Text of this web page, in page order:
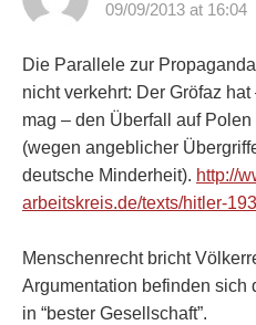
09/09/2013 at 16:04
Die Parallele zur
nicht verkehrt: Der Gröfaz
mag – den Überfall auf Polen
(wegen angeblicher
deutsche Minderheit). http://
arbeitskreis.de/texts/hitler-
Menschenrecht bricht
Argumentation befinden
in “bester Gesellschaft”.